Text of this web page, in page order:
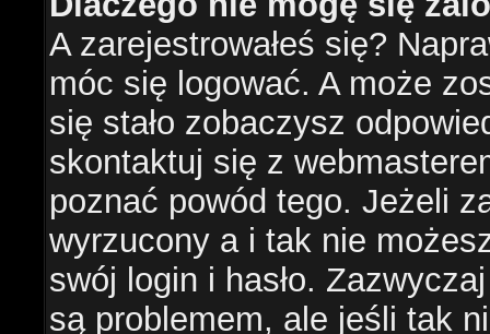
A zarejestrowałeś się?
móc się logować. A może
się stało zobaczysz
skontaktuj się z
poznać powód tego. Jeżeli
wyrzucony a i tak nie
swój login i hasło.
są problemem, ale jeśli tak